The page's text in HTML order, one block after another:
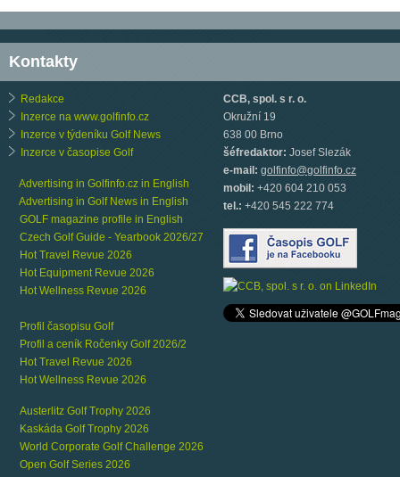
Kontakty
Redakce
Inzerce na www.golfinfo.cz
Inzerce v týdeníku Golf News
Inzerce v časopise Golf
Advertising in Golfinfo.cz in English
Advertising in Golf News in English
GOLF magazine profile in English
Czech Golf Guide - Yearbook 2026/27
Hot Travel Revue 2026
Hot Equipment Revue 2026
Hot Wellness Revue 2026
Profil časopisu Golf
Profil a ceník Ročenky Golf 2026/2
Hot Travel Revue 2026
Hot Wellness Revue 2026
Austerlitz Golf Trophy 2026
Kaskáda Golf Trophy 2026
World Corporate Golf Challenge 2026
Open Golf Series 2026
CCB, spol. s r. o.
Okružní 19
638 00 Brno
šéfredaktor: Josef Slezák
e-mail: golfinfo@golfinfo.cz
mobil: +420 604 210 053
tel.: +420 545 222 774